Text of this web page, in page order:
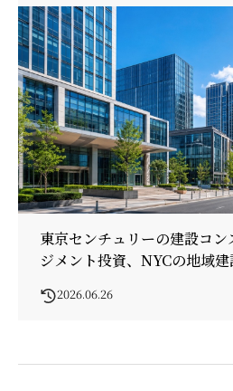
東京センチュリーの建設コ
ジメント投資、NYCの地域
2026.06.26